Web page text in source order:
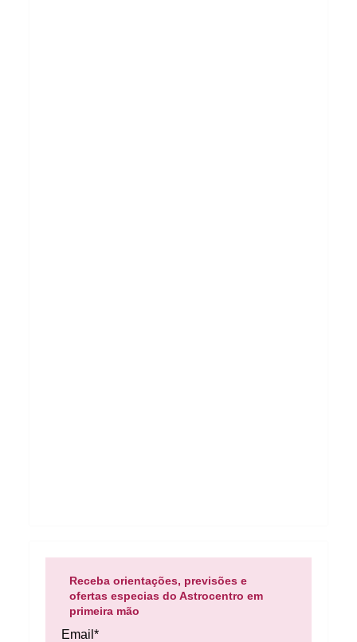
Receba orientações, previsões e
ofertas especias do Astrocentro em
primeira mão
Email*